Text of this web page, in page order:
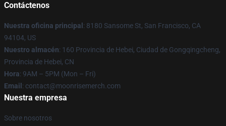
Contáctenos
Nuestra oficina principal : 8180 Sansome St, San Francisco, CA
94104, US
Nuestro almacén: 160 Provincia de Hebei, Ciudad de Gongqingcheng,
Provincia de Hebei, CN
Hora: 9AM – 5PM (Mon – Fri)
Email : contact@moonrisemerch.com
Nuestra empresa
Sobre nosotros